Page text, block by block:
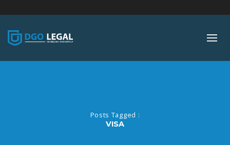
Posts Tagged :
VISA